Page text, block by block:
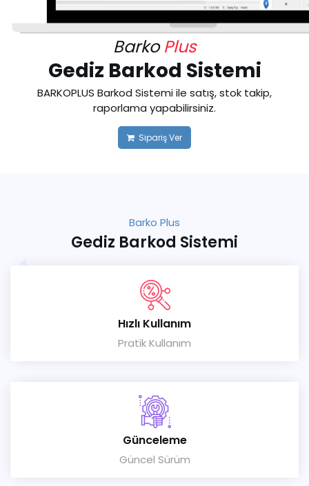
BarkoPlus
Gediz Barkod Sistemi
BARKOPLUS Barkod Sistemi ile satış, stok takip,
raporlama yapabilirsiniz.
Sipariş Ver
Barko Plus
Gediz Barkod Sistemi
Hızlı Kullanım
Pratik Kullanım
Günceleme
Güncel Sürüm